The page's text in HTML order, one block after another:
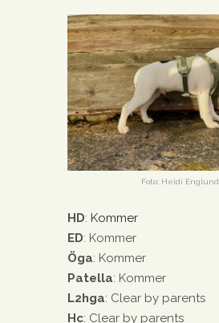
Foto: Heidi Englund
HD: Kommer
ED: Kommer
Öga: Kommer
Patella: Kommer
L2hga: Clear by parents
Hc: Clear by parents